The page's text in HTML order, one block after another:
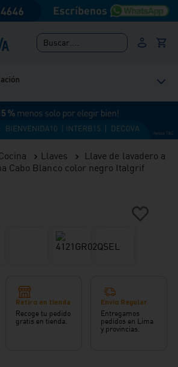
Buscar....
Llaves
Llave de lavadero a
Cabo Blanco color negro Italgrif
Retiro en tienda
Recoge tu pedido
gratis en tienda.
Envío Regular
Entregamos
pedidos en Lima
y provincias.